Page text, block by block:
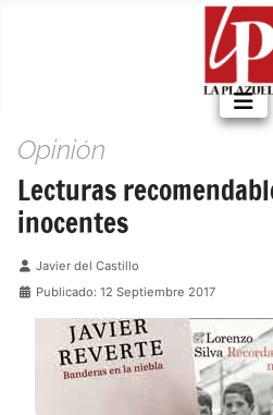
Opinión
Lecturas
inocentes
Detalles
Javier del Castillo
Publicado: 12 Septiembre 2017